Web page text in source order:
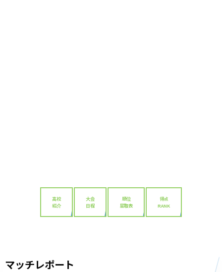
高校
紹介
大会
日程
順位
星取表
得点
RANK
マッチレポート